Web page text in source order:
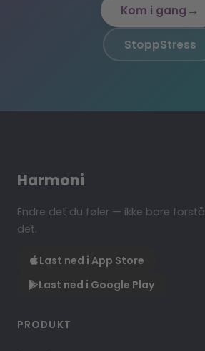
Kom i gang →
StoppStress
Harmoni
Endre det du føler — ikke bare forstå
det.
Last ned i App Store
Last ned i Google Play
PRODUKT